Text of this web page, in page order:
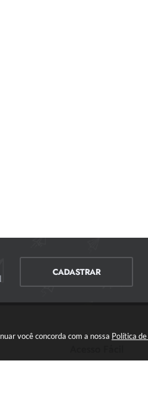
você concorda com a nossa Política
CADASTRAR